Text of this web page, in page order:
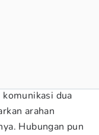
dua
arahan
Hubungan pun